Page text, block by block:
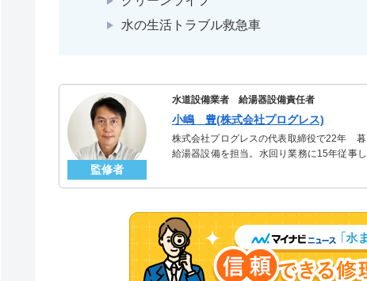
水の生活トラブル救急車
監修者
水道設備業者 給湯器設備責任者
小嶋 豊(株式会社プログレス)
株式会社プログレスの代表取締役で22年
給湯器設備を担当。水回り業務に15年従事